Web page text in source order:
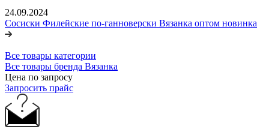
24.09.2024
Сосиски Филейские по-ганноверски Вязанка оптом новинка
Все товары категории
Все товары бренда Вязанка
Цена по запросу
Запросить прайс